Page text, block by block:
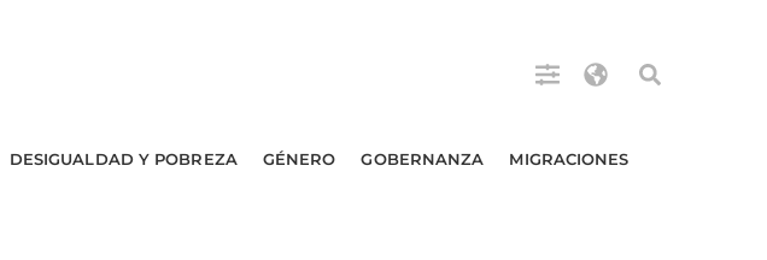
DESIGUALDAD Y POBREZA GÉNERO GOBERNANZA MIGRACIONES